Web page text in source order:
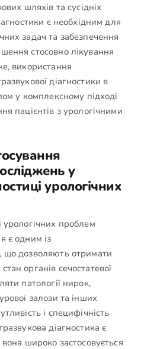
шляхів та сусідніх
є необхідним для
задач та забезпечення
стосовно лікування
використання
діагностики в
у комплексному підході
пацієнтів з урологічними
у
урологічних
урологічних проблем
є одним із
що дозволяють отримати
органів сечостатевої
патології нирок,
залози та інших
і специфічність
діагностика є
широко застосовується